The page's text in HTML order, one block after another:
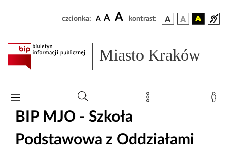
czcionka: A A A kontrast:
Miasto Kraków
BIP MJO - Szkoła
Podstawowa z Oddziałami